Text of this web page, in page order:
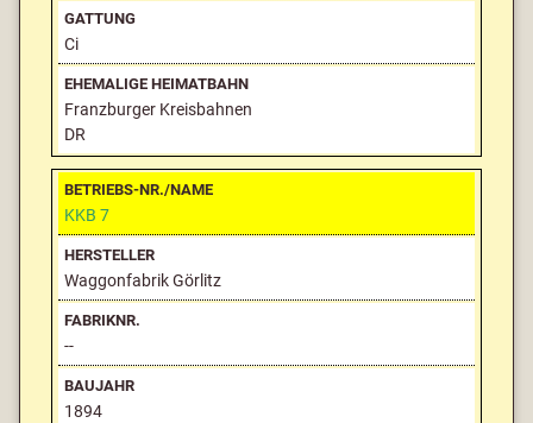
Ci
Franzburger Kreisbahnen
DR
KKB 7
Waggonfabrik Görlitz
--
1894